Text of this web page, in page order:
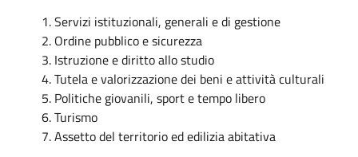
Servizi istituzionali, generali e di gestione
Ordine pubblico e sicurezza
Istruzione e diritto allo studio
Tutela e valorizzazione dei beni e attività culturali
Politiche giovanili, sport e tempo libero
Turismo
Assetto del territorio ed edilizia abitativa